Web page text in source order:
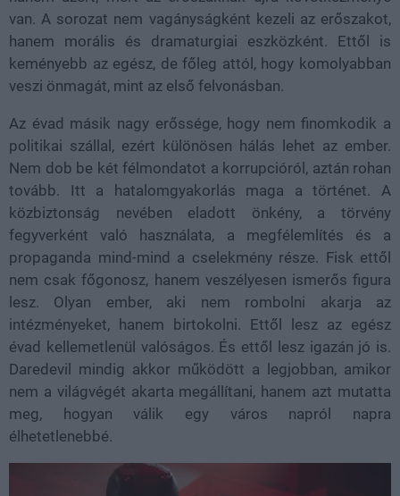
van. A sorozat nem vagányságként kezeli az erőszakot,
hanem morális és dramaturgiai eszközként. Ettől is
keményebb az egész, de főleg attól, hogy komolyabban
veszi önmagát, mint az első felvonásban.
Az évad másik nagy erőssége, hogy nem finomkodik a
politikai szállal, ezért különösen hálás lehet az ember.
Nem dob be két félmondatot a korrupcióról, aztán rohan
tovább. Itt a hatalomgyakorlás maga a történet. A
közbiztonság nevében eladott önkény, a törvény
fegyverként való használata, a megfélemlítés és a
propaganda mind-mind a cselekmény része. Fisk ettől
nem csak főgonosz, hanem veszélyesen ismerős figura
lesz. Olyan ember, aki nem rombolni akarja az
intézményeket, hanem birtokolni. Ettől lesz az egész
évad kellemetlenül valóságos. És ettől lesz igazán jó is.
Daredevil mindig akkor működött a legjobban, amikor
nem a világvégét akarta megállítani, hanem azt mutatta
meg, hogyan válik egy város napról napra
élhetetlenebbé.